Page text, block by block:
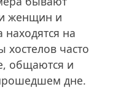
женщин и
на
часто
общаются и
дне.